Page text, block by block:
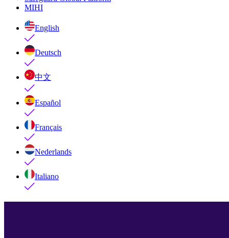
MIHI
English
Deutsch
中文
Español
Français
Nederlands
Italiano